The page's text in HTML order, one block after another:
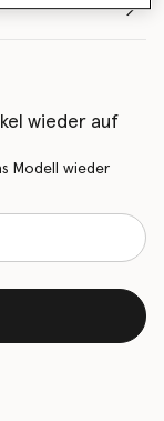
wieder auf
Modell wieder